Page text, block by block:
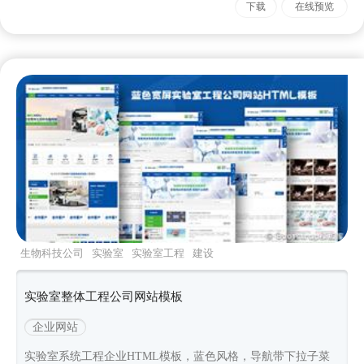
下载 在线预览
生物科技公司 实验室 实验室工程 建设
实验室整体工程公司网站模板
企业网站
实验室系统工程企业HTML模板，蓝色风格，导航带下拉子菜